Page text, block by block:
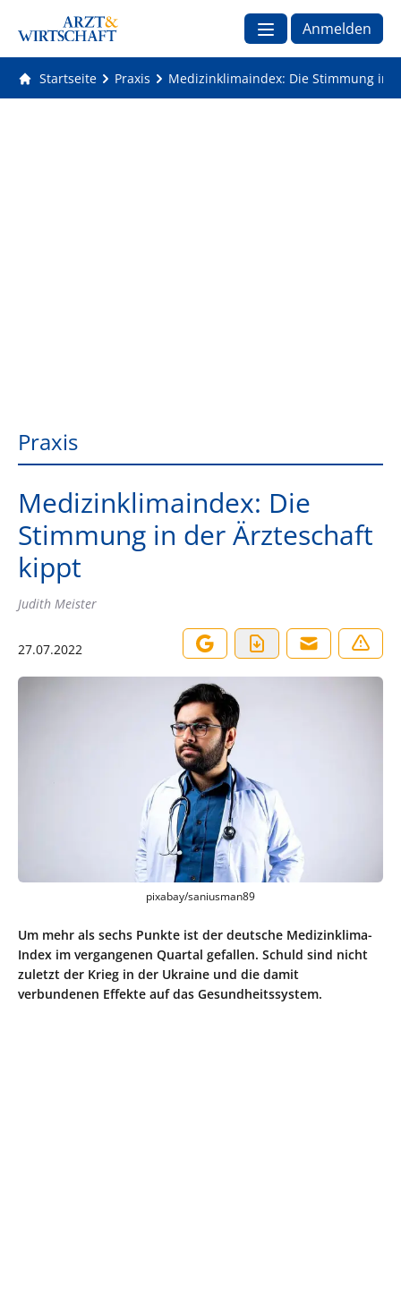
Anmelden
Startseite Praxis Medizinklimaindex: Die Stimmung in
Praxis
Medizinklimaindex: Die
Stimmung in der Ärzteschaft
kippt
Judith Meister
27.07.2022
pixabay/saniusman89
Um mehr als sechs Punkte ist der deutsche Medizinklima-
Index im vergangenen Quartal gefallen. Schuld sind nicht
zuletzt der Krieg in der Ukraine und die damit
verbundenen Effekte auf das Gesundheitssystem.